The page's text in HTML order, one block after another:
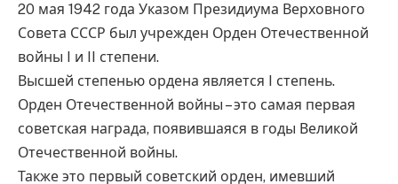
20 мая 1942 года Указом Президиума Верховного
Совета СССР был учрежден Орден Отечественной
войны I и II степени.
Высшей степенью ордена является I степень.
Орден Отечественной войны – это самая первая
советская награда, появившаяся в годы Великой
Отечественной войны.
Также это первый советский орден, имевший